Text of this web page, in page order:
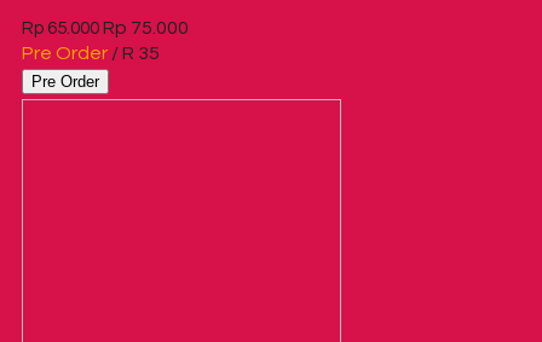
Rp 65.000 Rp 75.000
Pre Order / R 35
Pre Order